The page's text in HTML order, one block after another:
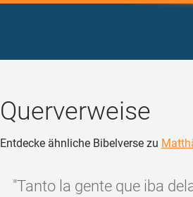
Querverweise
Entdecke ähnliche Bibelverse zu
"Tanto la gente que iba